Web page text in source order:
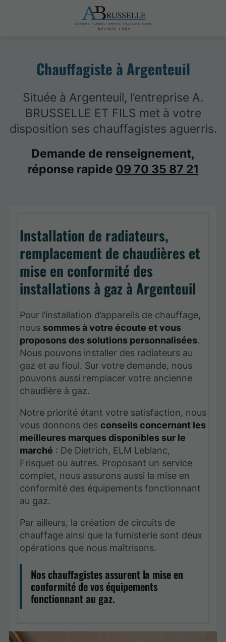
Chauffagiste à Argenteuil
Située à Argenteuil, l’entreprise A.
BRUSSELLE ET FILS met à votre
disposition ses chauffagistes aguerris.
Demande de renseignement,
réponse rapide 09 70 35 87 21
Installation de radiateurs,
remplacement de chaudières et
mise en conformité des
installations à gaz à Argenteuil
Pour l’installation d’appareils de chauffage,
nous sommes à votre écoute et vous
proposons des solutions personnalisées.
Nous pouvons installer des radiateurs au
gaz et au fioul. Sur votre demande, nous
pouvons aussi remplacer votre ancienne
chaudière à gaz.
Notre priorité étant votre satisfaction, nous
vous donnons des conseils concernant les
meilleures marques disponibles sur le
marché : De Dietrich, ELM Leblanc,
Frisquet ou autres. Proposant un service
complet, nous assurons aussi la mise en
conformité des équipements fonctionnant
au gaz.
Par ailleurs, la création de circuits de
chauffage ainsi que la fumisterie sont deux
opérations que nous maîtrisons.
Nos chauffagistes assurent la mise en
conformité de vos équipements
fonctionnant au gaz.